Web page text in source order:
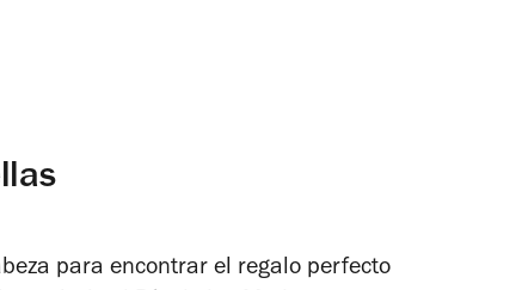
para encontrar el regalo perfecto